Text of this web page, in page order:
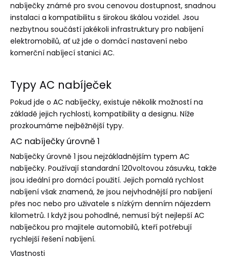
nabíječky známé pro svou cenovou dostupnost, snadnou
instalaci a kompatibilitu s širokou škálou vozidel. Jsou
nezbytnou součástí jakékoli infrastruktury pro nabíjení
elektromobilů, ať už jde o domácí nastavení nebo
komerční nabíjecí stanici AC.
Typy AC nabíječek
Pokud jde o AC nabíječky, existuje několik možností na
základě jejich rychlosti, kompatibility a designu. Níže
prozkoumáme nejběžnější typy.
AC nabíječky úrovně 1
Nabíječky úrovně 1 jsou nejzákladnějším typem AC
nabíječky. Používají standardní 120voltovou zásuvku, takže
jsou ideální pro domácí použití. Jejich pomalá rychlost
nabíjení však znamená, že jsou nejvhodnější pro nabíjení
přes noc nebo pro uživatele s nízkým denním nájezdem
kilometrů. I když jsou pohodlné, nemusí být nejlepší AC
nabíječkou pro majitele automobilů, kteří potřebují
rychlejší řešení nabíjení.
Vlastnosti